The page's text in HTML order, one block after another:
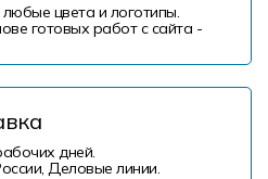
цвета и логотипы.
готовых работ с сайта -
дней.
Деловые линии.